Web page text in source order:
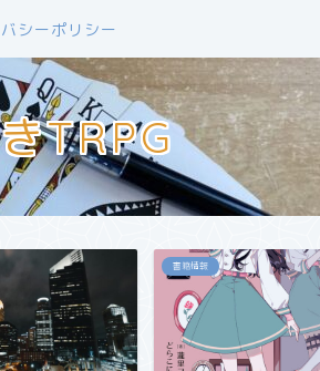
シーポリシー
TRPG
書籍情報